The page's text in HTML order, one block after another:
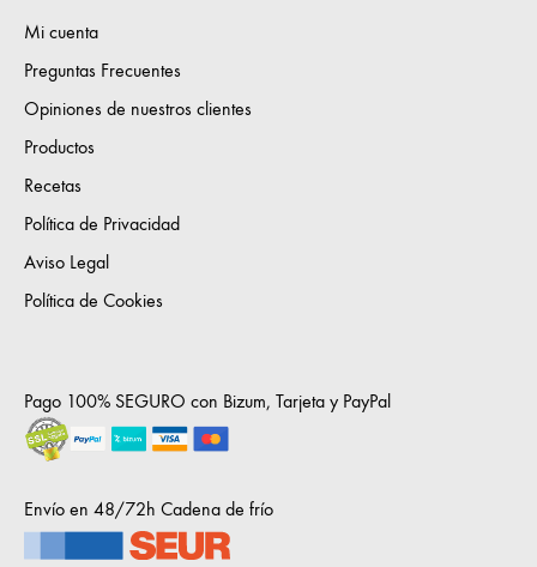
Mi cuenta
Preguntas Frecuentes
Opiniones de nuestros clientes
Productos
Recetas
Política de Privacidad
Aviso Legal
Política de Cookies
Pago 100% SEGURO con Bizum, Tarjeta y PayPal
Envío en 48/72h Cadena de frío